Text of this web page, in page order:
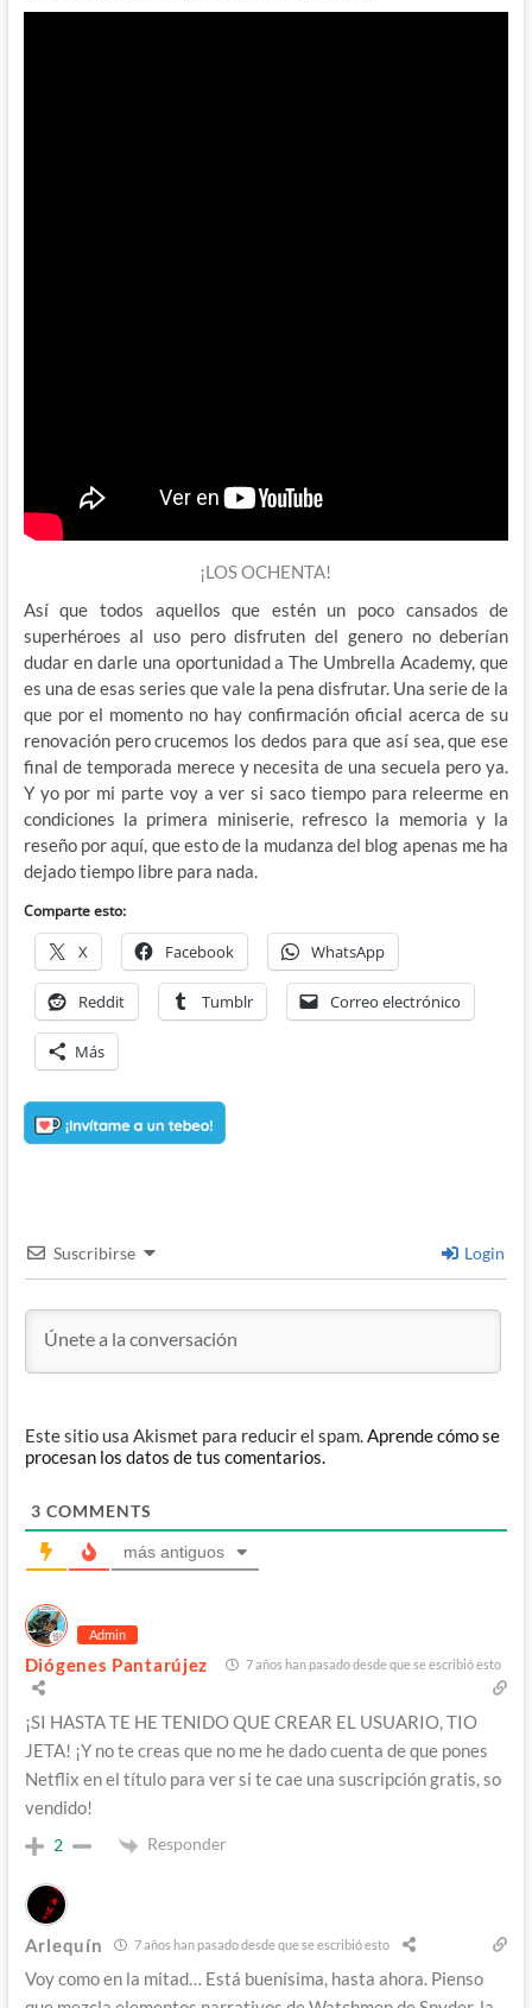
¡LOS OCHENTA!
Así que todos aquellos que estén un poco cansados de
superhéroes al uso pero disfruten del genero no deberían
dudar en darle una oportunidad a The Umbrella Academy, que
es una de esas series que vale la pena disfrutar. Una serie de la
que por el momento no hay confirmación oficial acerca de su
renovación pero crucemos los dedos para que así sea, que ese
final de temporada merece y necesita de una secuela pero ya.
Y yo por mi parte voy a ver si saco tiempo para releerme en
condiciones la primera miniserie, refresco la memoria y la
reseño por aquí, que esto de la mudanza del blog apenas me ha
dejado tiempo libre para nada.
Comparte esto:
X Facebook WhatsApp
Reddit Tumblr Correo electrónico
Más
Suscribirse Login
Este sitio usa Akismet para reducir el spam.Aprende cómo se
procesan los datos de tus comentarios.
3 COMMENTS
más antiguos
Admin
Diógenes Pantarújez 7 años han pasado desde que se escribió esto
¡SI HASTA TE HE TENIDO QUE CREAR EL USUARIO, TIO
JETA! ¡Y no te creas que no me he dado cuenta de que pones
Netflix en el título para ver si te cae una suscripción gratis, so
vendido!
2 Responder
Arlequín 7 años han pasado desde que se escribió esto
Voy como en la mitad… Está buenísima, hasta ahora. Pienso